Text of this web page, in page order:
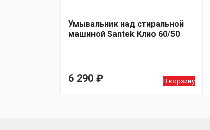
Умывальник над стиральной
машиной Santek Клио 60/50
6 290 ₽ В корзину